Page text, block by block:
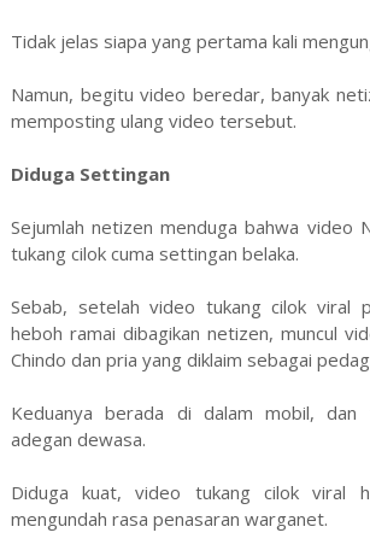
Tidak jelas siapa yang pertama kali
Namun, begitu video beredar, banyak
memposting ulang video tersebut.
Diduga Settingan
Sejumlah netizen menduga bahwa video
tukang cilok cuma settingan belaka.
Sebab, setelah video tukang cilok viral
heboh ramai dibagikan netizen, muncul
Chindo dan pria yang diklaim sebagai
Keduanya berada di dalam mobil, dan
adegan dewasa.
Diduga kuat, video tukang cilok viral
mengundah rasa penasaran warganet.